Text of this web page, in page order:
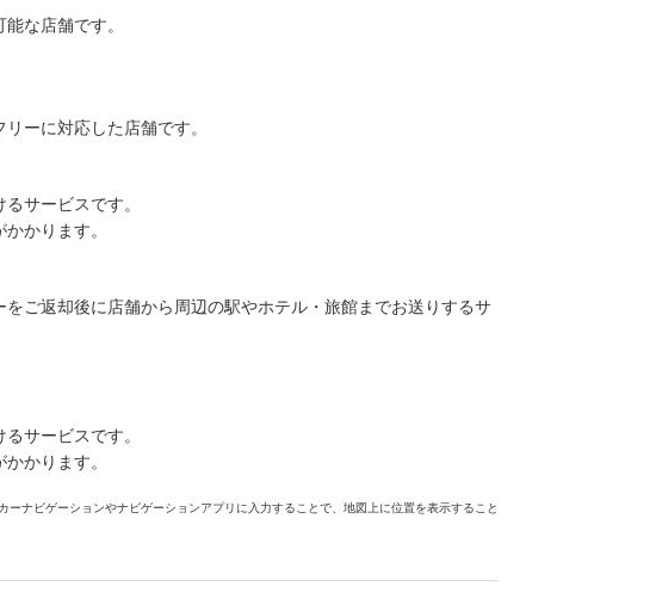
な店舗です。
ーに対応した店舗です。
サービスです。
かります。
ご返却後に店舗から周辺の駅やホテル・旅館までお送りするサ
サービスです。
かります。
ナビゲーションやナビゲーションアプリに入力することで、地図上に位置を表示すること